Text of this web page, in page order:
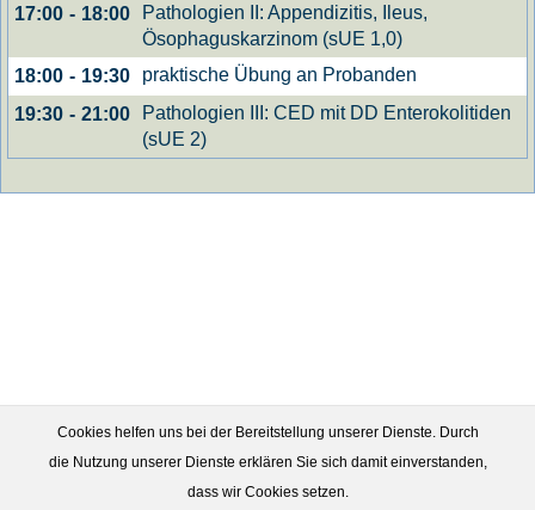
17:00 - 18:00
Pathologien II: Appendizitis, Ileus,
Ösophaguskarzinom (sUE 1,0)
18:00 - 19:30
praktische Übung an Probanden
19:30 - 21:00
Pathologien III: CED mit DD Enterokolitiden
(sUE 2)
Cookies helfen uns bei der Bereitstellung unserer Dienste. Durch
die Nutzung unserer Dienste erklären Sie sich damit einverstanden,
dass wir Cookies setzen.